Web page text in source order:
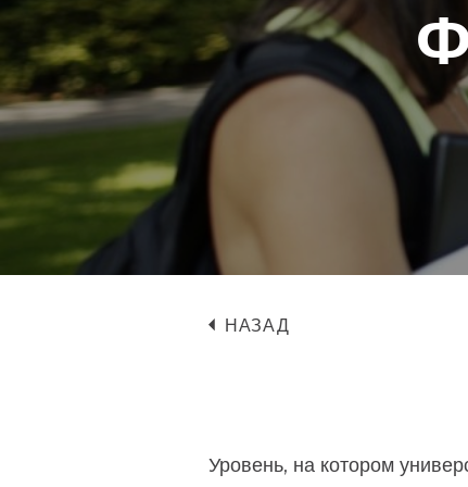
НАЗАД
Уровень, на котором